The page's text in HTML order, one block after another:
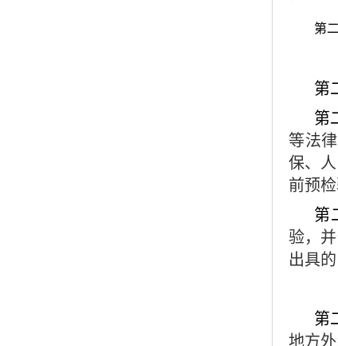
第
第
第
等法
保、
前预
第
验，
出具
第
地方